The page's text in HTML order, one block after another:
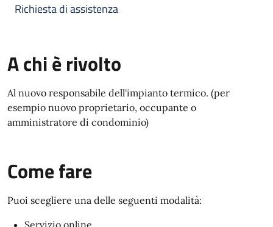
Richiesta di assistenza
A chi è rivolto
Al nuovo responsabile dell'impianto termico. (per
esempio nuovo proprietario, occupante o
amministratore di condominio)
Come fare
Puoi scegliere una delle seguenti modalità:
Servizio online